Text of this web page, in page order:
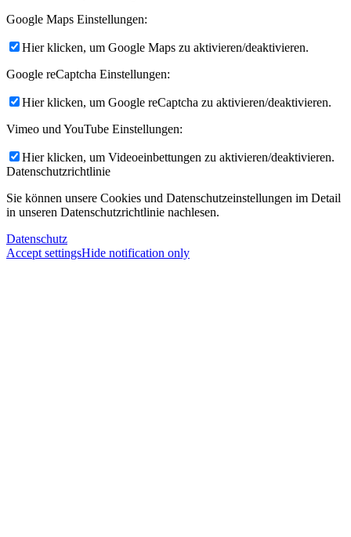
Google Maps Einstellungen:
Hier klicken, um Google Maps zu aktivieren/deaktivieren.
Google reCaptcha Einstellungen:
Hier klicken, um Google reCaptcha zu aktivieren/deaktivieren.
Vimeo und YouTube Einstellungen:
Hier klicken, um Videoeinbettungen zu aktivieren/deaktivieren.
Datenschutzrichtlinie
Sie können unsere Cookies und Datenschutzeinstellungen im Detail
in unseren Datenschutzrichtlinie nachlesen.
Datenschutz
Accept settingsHide notification only